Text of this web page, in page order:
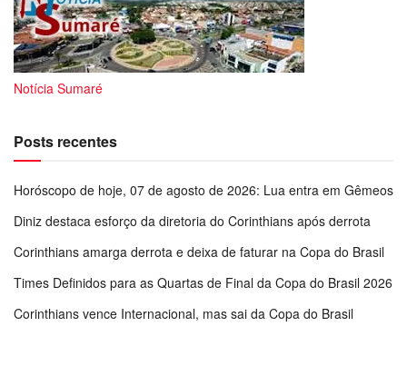
Notícia Sumaré
Posts recentes
Horóscopo de hoje, 07 de agosto de 2026: Lua entra em Gêmeos
Diniz destaca esforço da diretoria do Corinthians após derrota
Corinthians amarga derrota e deixa de faturar na Copa do Brasil
Times Definidos para as Quartas de Final da Copa do Brasil 2026
Corinthians vence Internacional, mas sai da Copa do Brasil